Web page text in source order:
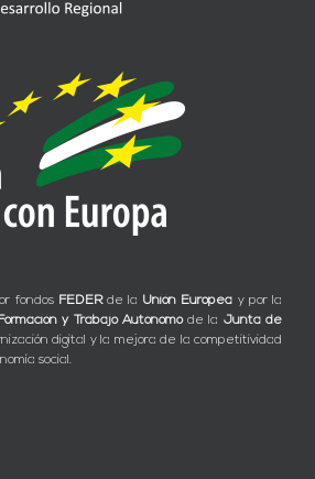
fondos FEDERde la Unión Europea y por la
y Trabajo Autónomode la Junta de
digital y la mejora de la competitividad
social.